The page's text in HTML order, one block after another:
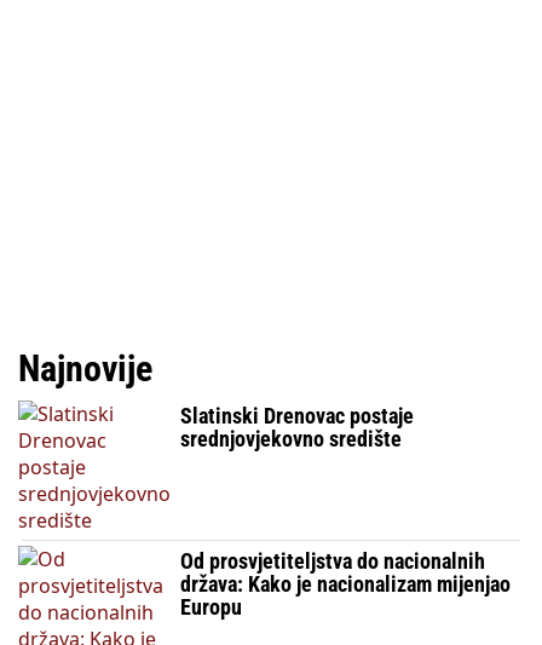
Najnovije
Slatinski Drenovac postaje
srednjovjekovno središte
Od prosvjetiteljstva do nacionalnih
država: Kako je nacionalizam mijenjao
Europu